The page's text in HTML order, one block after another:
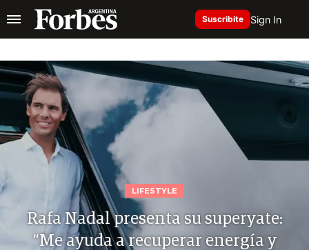
Suscribite Sign In
LIFESTYLE
Rafa Nadal presenta su superyate:
“Me ayuda a recuperar energía y